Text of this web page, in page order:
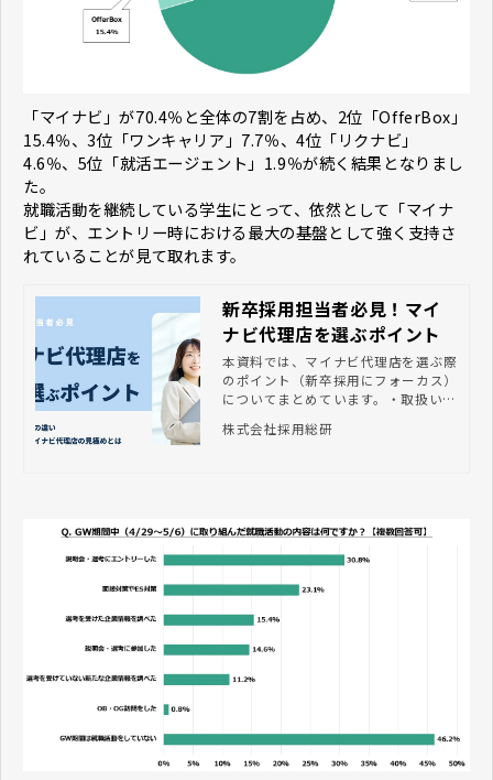
「マイナビ」が70.4％と全体の7割を占め、2位「OfferBox」
15.4％、3位「ワンキャリア」7.7％、4位「リクナビ」
4.6％、5位「就活エージェント」1.9％が続く結果となりまし
た。
就職活動を継続している学生にとって、依然として「マイナ
ビ」が、エントリー時における最大の基盤として強く支持さ
れていることが見て取れます。
新卒採用担当者必見！マイ
ナビ代理店を選ぶポイント
本資料では、マイナビ代理店を選ぶ際
のポイント（新卒採用にフォーカス）
についてまとめています。・取扱い商
様々な視点から解説しておりますの
株式会社採用総研